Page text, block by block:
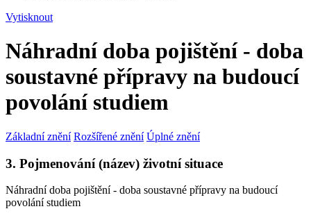
Vytisknout
Náhradní doba pojištění - doba
soustavné přípravy na budoucí
povolání studiem
Základní znění Rozšířené znění Úplné znění
3. Pojmenování (název) životní situace
Náhradní doba pojištění - doba soustavné přípravy na budoucí
povolání studiem